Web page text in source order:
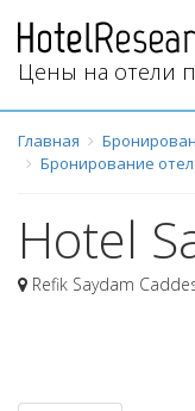
Цены на отели
Главная
Бронирование
Hotel
Refik Saydam